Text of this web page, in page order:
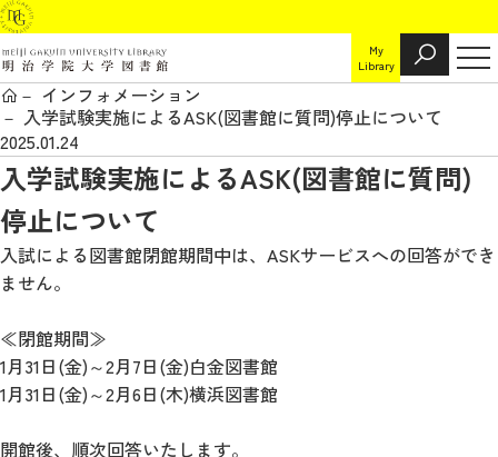
My
Library
インフォメーション
入学試験実施によるASK(図書館に質問)停止について
2025.01.24
入学試験実施によるASK(図書館に質問)
停止について
入試による図書館閉館期間中は、ASKサービスへの回答ができ
ません。
≪閉館期間≫
1月31日(金)～2月7日(金)白金図書館
1月31日(金)～2月6日(木)横浜図書館
開館後、順次回答いたします。